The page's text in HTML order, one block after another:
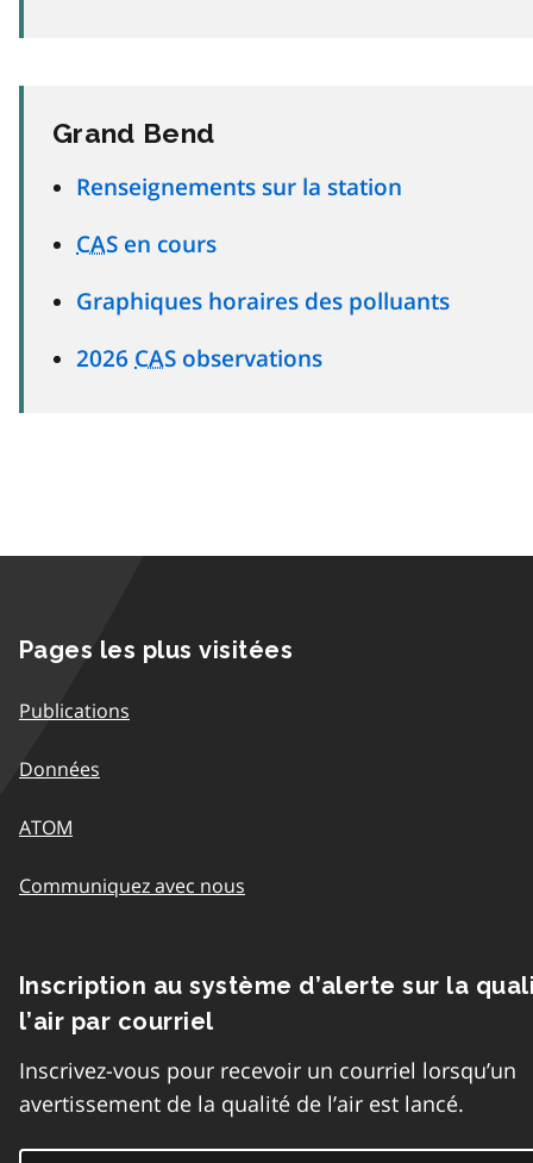
Grand Bend
Renseignements sur la station
CAS en cours
Graphiques horaires des polluants
2026 CAS observations
Pages les plus visitées
Publications
Données
ATOM
Communiquez avec nous
Inscription au système d’alerte sur la
l’air par courriel
Inscrivez-vous pour recevoir un courriel lorsqu’un
avertissement de la qualité de l’air est lancé.